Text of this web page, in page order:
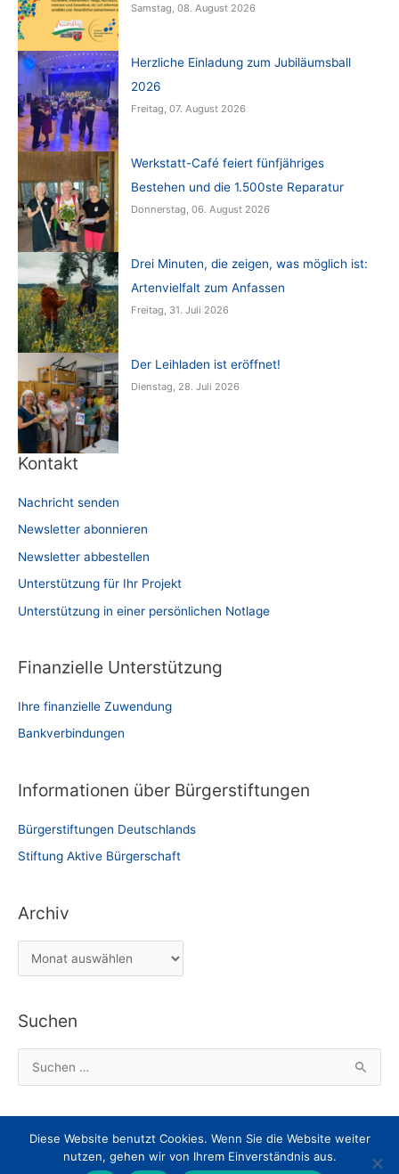
Samstag, 08. August 2026
Herzliche Einladung zum Jubiläumsball
2026
Freitag, 07. August 2026
Werkstatt-Café feiert fünfjähriges
Bestehen und die 1.500ste Reparatur
Donnerstag, 06. August 2026
Drei Minuten, die zeigen, was möglich ist:
Artenvielfalt zum Anfassen
Freitag, 31. Juli 2026
Der Leihladen ist eröffnet!
Dienstag, 28. Juli 2026
Kontakt
Nachricht senden
Newsletter abonnieren
Newsletter abbestellen
Unterstützung für Ihr Projekt
Unterstützung in einer persönlichen Notlage
Finanzielle Unterstützung
Ihre finanzielle Zuwendung
Bankverbindungen
Informationen über Bürgerstiftungen
Bürgerstiftungen Deutschlands
Stiftung Aktive Bürgerschaft
Archiv
r
h
i
Suchen
u
Impressum Datenschutz
Nachricht an den Webmaster
Diese Website benutzt Cookies. Wenn Sie die Website weiter
nutzen, gehen wir von Ihrem Einverständnis aus.